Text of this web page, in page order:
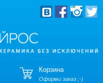
Корзина
Оформи заказ ;-)